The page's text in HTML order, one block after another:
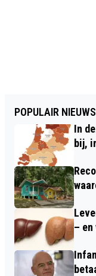
POPULAIR NIEUWS
In
bij,
–